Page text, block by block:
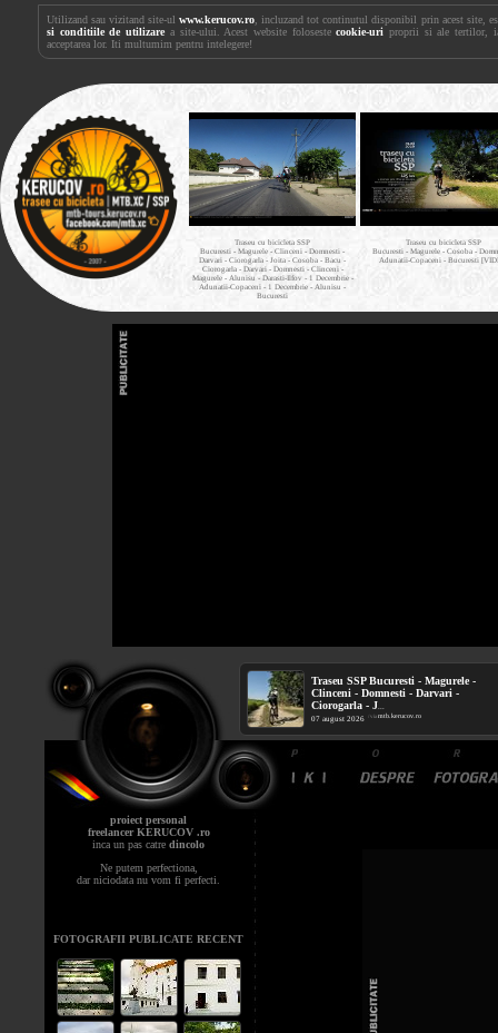
Utilizand sau vizitand site-ulwww.kerucov.ro , incluzand tot continutul disponibil prin acest site,
si conditiile de utilizare a site-ului. Acest website folosestecookie-uri proprii si ale tertilor,
acceptarea lor. Iti multumim pentru intelegere!
Traseu cu bicicleta SSP
Bucuresti - Magurele - Clinceni - Domnesti -
Darvari - Ciorogarla - Joita - Cosoba - Bacu -
Ciorogarla - Darvari - Domnesti - Clinceni -
Magurele - Alunisu - Darasti-Ilfov - 1 Decembrie -
Adunatii-Copaceni - 1 Decembrie - Alunisu -
Bucuresti
Traseu cu bicicleta SSP
Bucuresti - Magurele - Cosoba -
Adunatii-Copaceni - Bucuresti
Traseu SSP Bucuresti - Magurele -
Clinceni - Domnesti - Darvari -
Ciorogarla - J...
07 august 2026 / via mtb.kerucov.ro
proiect personal
freelancer KERUCOV .ro
inca un pas catre dincolo
Ne putem perfectiona,
dar niciodata nu vom fi perfecti.
FOTOGRAFII PUBLICATE RECENT